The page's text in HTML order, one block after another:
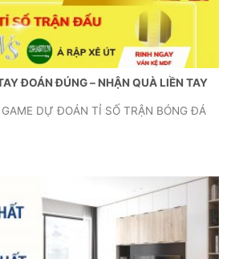
ĐOÁN ĐÚNG – NHẬN QUÀ LIỀN TAY
DỰ ĐOÁN TỈ SỐ TRẬN BÓNG ĐÁ